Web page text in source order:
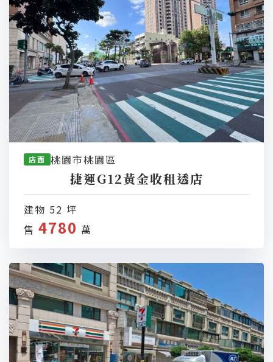
店面 桃園市桃園區
捷運G12黃金收租透店
建物 52 坪
售 4780 萬